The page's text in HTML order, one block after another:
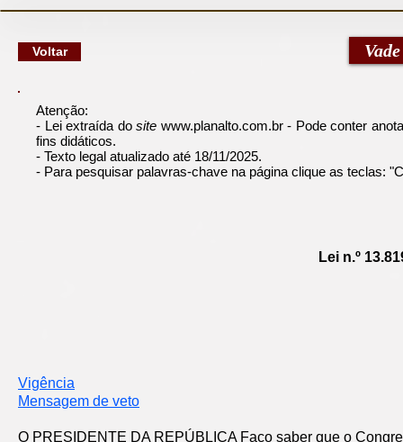
Voltar
Atenção:
- Lei extraída dosite www.planalto.com.br- Pode conter
fins didáticos.
- Texto legal atualizado até 18/11/2025.
- Para pesquisar palavras-chave na página clique as teclas:
Lei n.º
Vigência
Mensagem de veto
O PRESIDENTE DA REPÚBLICA Faço saber que o